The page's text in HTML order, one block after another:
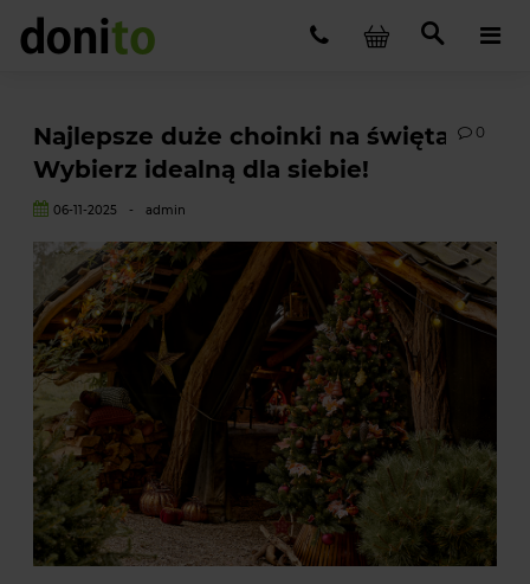
Najlepsze duże choinki na święta -
Wybierz idealną dla siebie!
0
06-11-2025 - admin